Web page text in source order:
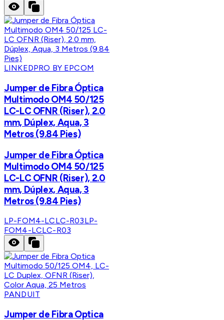
LINKEDPRO BY EPCOM
Jumper de Fibra Óptica
Multimodo OM4 50/125
LC-LC OFNR (Riser), 2.0
mm, Dúplex, Aqua, 3
Metros (9.84 Pies)
Jumper de Fibra Óptica
Multimodo OM4 50/125
LC-LC OFNR (Riser), 2.0
mm, Dúplex, Aqua, 3
Metros (9.84 Pies)
LP-FOM4-LCLC-R03LP-
FOM4-LCLC-R03
PANDUIT
Jumper de Fibra Optica